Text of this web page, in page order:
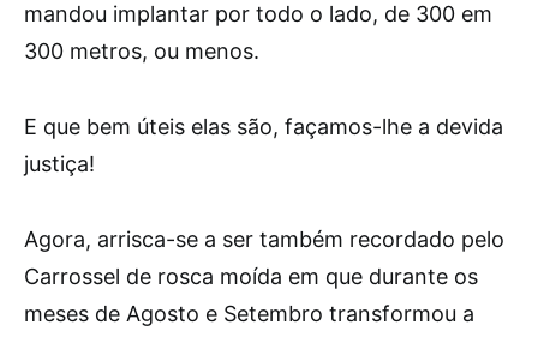
mandou implantar por todo o lado, de 300 em
300 metros, ou menos.
E que bem úteis elas são, façamos-lhe a devida
justiça!
Agora, arrisca-se a ser também recordado pelo
Carrossel de rosca moída em que durante os
meses de Agosto e Setembro transformou a